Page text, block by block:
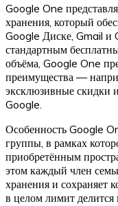
Google One
хранения, который
Google Диске, Gmail и
стандартным
объёма, Google One
преимущества —
эксклюзивные скидки
Google.
Особенность Google
группы, в рамках
приобретённым
этом каждый член
хранения и сохраняет
в целом лимит